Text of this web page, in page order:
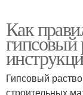
Как
гипсовый
Гипсовый